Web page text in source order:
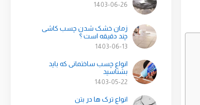
1403-06-26
زمان خشک شدن چسب کاشی
چند دقیقه است ؟
1403-06-13
انواع چسب ساختمانی که باید
بشناسید
1403-05-22
انواع ترک ها در بتن